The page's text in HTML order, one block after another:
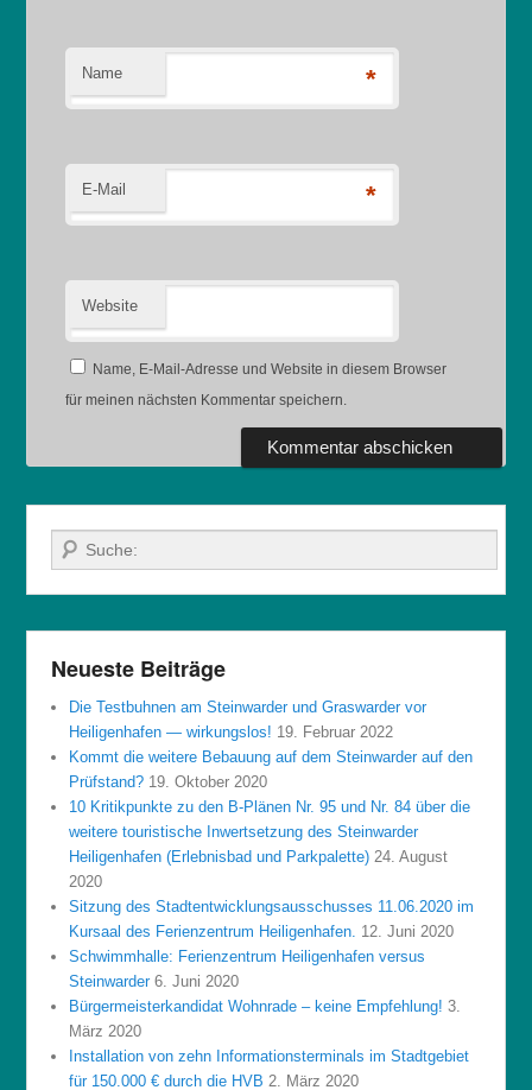
Name *
E-Mail *
Website
Name, E-Mail-Adresse und Website in diesem Browser
für meinen nächsten Kommentar speichern.
Suche
Neueste Beiträge
Die Testbuhnen am Steinwarder und Graswarder vor
Heiligenhafen — wirkungslos! 19. Februar 2022
Kommt die weitere Bebauung auf dem Steinwarder auf den
Prüfstand? 19. Oktober 2020
10 Kritikpunkte zu den B-Plänen Nr. 95 und Nr. 84 über die
weitere touristische Inwertsetzung des Steinwarder
Heiligenhafen (Erlebnisbad und Parkpalette) 24. August
2020
Sitzung des Stadtentwicklungsausschusses 11.06.2020 im
Kursaal des Ferienzentrum Heiligenhafen. 12. Juni 2020
Schwimmhalle: Ferienzentrum Heiligenhafen versus
Steinwarder 6. Juni 2020
Bürgermeisterkandidat Wohnrade – keine Empfehlung! 3.
März 2020
Installation von zehn Informationsterminals im Stadtgebiet
für 150.000 € durch die HVB 2. März 2020